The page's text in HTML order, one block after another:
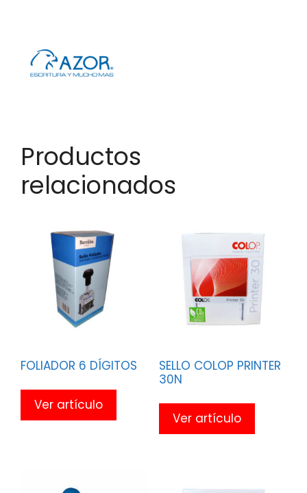
Productos
relacionados
FOLIADOR 6 DÍGITOS
Ver artículo
SELLO COLOP PRINTER
30N
Ver artículo